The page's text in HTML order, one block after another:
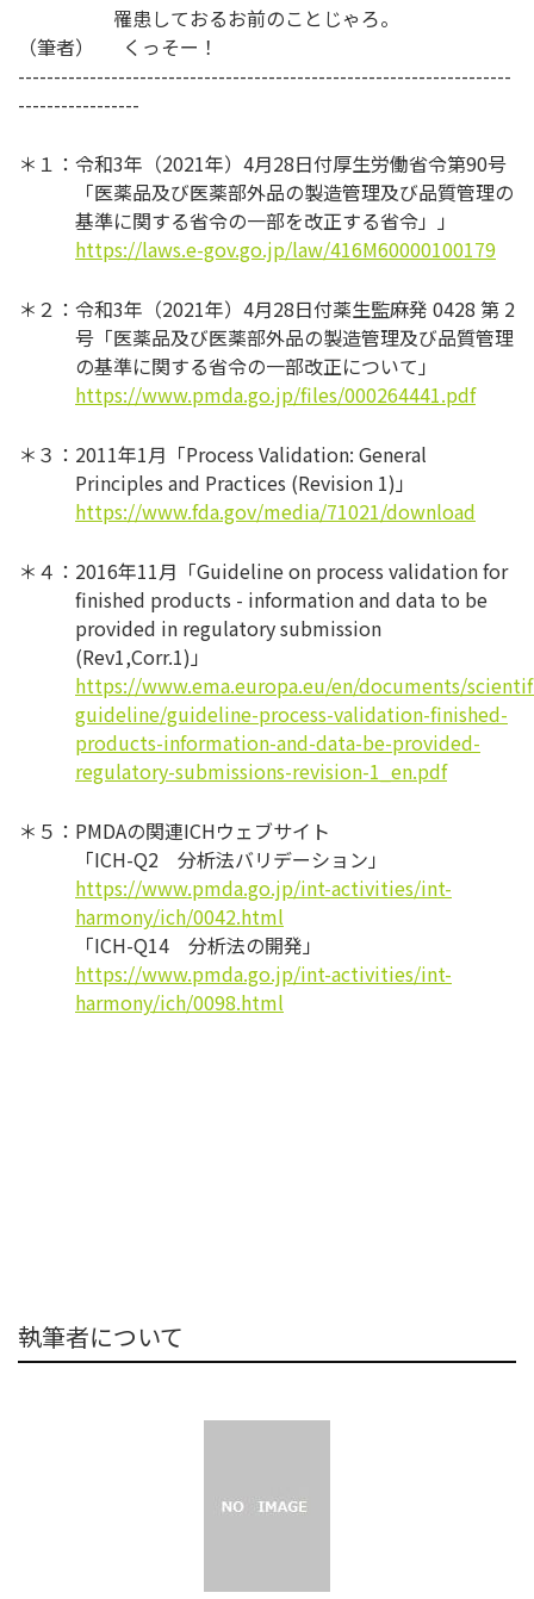
罹患しておるお前のことじゃろ。
（筆者） くっそー！
---------------------------------------------------------------------
-----------------
＊１：令和3年（2021年）4月28日付厚生労働省令第90号
「医薬品及び医薬部外品の製造管理及び品質管理の
基準に関する省令の一部を改正する省令」」
https://laws.e-gov.go.jp/law/416M60000100179
＊２：令和3年（2021年）4月28日付薬生監麻発 0428 第 2
号「医薬品及び医薬部外品の製造管理及び品質管理
の基準に関する省令の一部改正について」
https://www.pmda.go.jp/files/000264441.pdf
＊３：2011年1月「Process Validation: General
Principles and Practices (Revision 1)」
https://www.fda.gov/media/71021/download
＊４：2016年11月「Guideline on process validation for
finished products - information and data to be
provided in regulatory submission
(Rev1,Corr.1)」
https://www.ema.europa.eu/en/documents/
guideline/guideline-process-validation-finished-
products-information-and-data-be-provided-
regulatory-submissions-revision-1_en.pdf
＊５：PMDAの関連ICHウェブサイト
「ICH-Q2 分析法バリデーション」
https://www.pmda.go.jp/int-activities/int-
harmony/ich/0042.html
「ICH-Q14 分析法の開発」
https://www.pmda.go.jp/int-activities/int-
harmony/ich/0098.html
執筆者について